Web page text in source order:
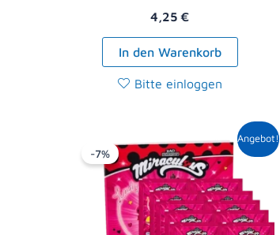
4,25 €
In den Warenkorb
Bitte einloggen
Angebot!
-7%
Ursprünglicher
Preis
war:
13,90 €
Aktueller
Preis
ist:
12,99 €.